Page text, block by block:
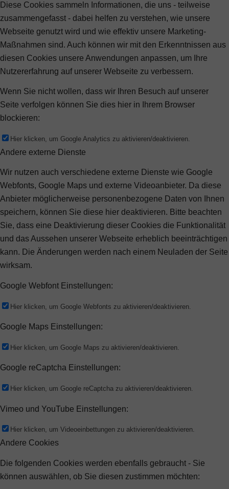
Diese Cookies sammeln Informationen, die uns - teilweise
zusammengefasst - dabei helfen zu verstehen, wie unsere
Webseite genutzt wird und wie effektiv unsere Marketing-
Maßnahmen sind. Auch können wir mit den Erkenntnissen aus
diesen Cookies unsere Anwendungen anpassen, um Ihre
Nutzererfahrung auf unserer Webseite zu verbessern.
Wenn Sie nicht wollen, dass wir Ihren Besuch auf unserer
Seite verfolgen können Sie dies hier in Ihrem Browser
blockieren:
Hier klicken, um Google Analytics zu aktivieren/deaktivieren.
Andere externe Dienste
Wir nutzen auch verschiedene externe Dienste wie Google
Webfonts, Google Maps und externe Videoanbieter. Da diese
Anbieter möglicherweise personenbezogene Daten von Ihnen
speichern, können Sie diese hier deaktivieren. Bitte beachten
Sie, dass eine Deaktivierung dieser Cookies die Funktionalität
und das Aussehen unserer Webseite erheblich beeinträchtigen
kann. Die Änderungen werden nach einem Neuladen der Seite
wirksam.
Google Webfont Einstellungen:
Hier klicken, um Google Webfonts zu aktivieren/deaktivieren.
Google Maps Einstellungen:
Hier klicken, um Google Maps zu aktivieren/deaktivieren.
Google reCaptcha Einstellungen:
Hier klicken, um Google reCaptcha zu aktivieren/deaktivieren.
Vimeo und YouTube Einstellungen:
Hier klicken, um Videoeinbettungen zu aktivieren/deaktivieren.
Andere Cookies
Die folgenden Cookies werden ebenfalls gebraucht - Sie
können auswählen, ob Sie diesen zustimmen möchten: